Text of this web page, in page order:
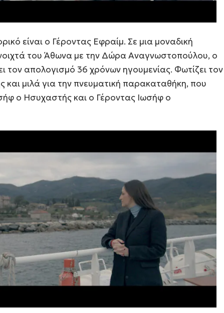
είναι ο Γέροντας Εφραίμ. Σε μια μοναδική
του Άθωνα με την Δώρα Αναγνωστοπούλου, ο
τον απολογισμό 36 χρόνων ηγουμενίας. Φωτίζει τον
και μιλά για την πνευματική παρακαταθήκη, που
ο Ησυχαστής και ο Γέροντας Ιωσήφ ο